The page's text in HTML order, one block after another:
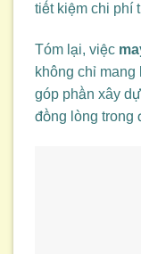
tiết kiệm chi phí
Tóm lại, việc
không chỉ mang
góp phần xây
đồng lòng trong